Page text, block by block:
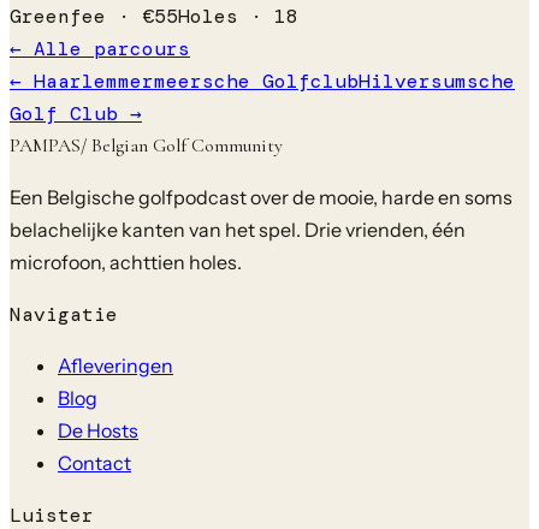
Greenfee · €55Holes · 18
← Alle parcours
← Haarlemmermeersche GolfclubHilversumsche
Golf Club →
PAMPAS/ Belgian Golf Community
Een Belgische golfpodcast over de mooie, harde en soms
belachelijke kanten van het spel. Drie vrienden, één
microfoon, achttien holes.
Navigatie
Afleveringen
Blog
De Hosts
Contact
Luister